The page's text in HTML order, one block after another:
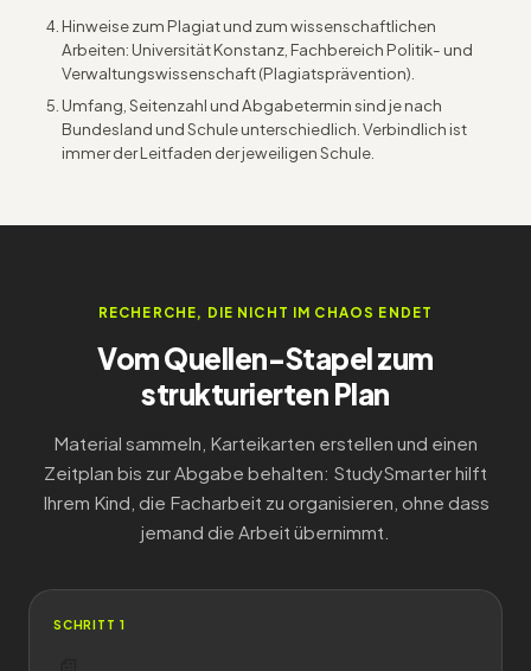
Hinweise zum Plagiat und zum wissenschaftlichen
Arbeiten: Universität Konstanz, Fachbereich Politik- und
Verwaltungswissenschaft (Plagiatsprävention).
Umfang, Seitenzahl und Abgabetermin sind je nach
Bundesland und Schule unterschiedlich. Verbindlich ist
immer der Leitfaden der jeweiligen Schule.
RECHERCHE, DIE NICHT IM CHAOS ENDET
Vom Quellen-Stapel zum
strukturierten Plan
Material sammeln, Karteikarten erstellen und einen
Zeitplan bis zur Abgabe behalten: StudySmarter hilft
Ihrem Kind, die Facharbeit zu organisieren, ohne dass
jemand die Arbeit übernimmt.
SCHRITT 1